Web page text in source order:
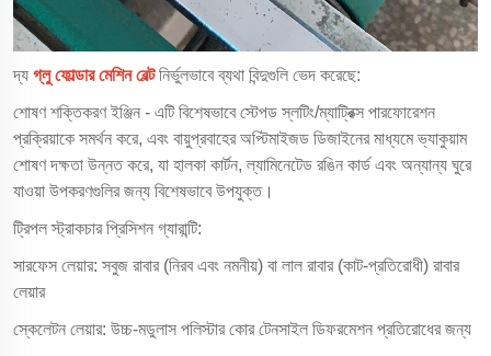
দ্য গ্লু ফোল্ডার মেশিন বেল্টনির্ভুলভাবে ব্যথা বিন্দুগুলি ভেদ করেছে:
শোষণ শক্তিকরণ ইঞ্জিন - এটি বিশেষভাবে স্টেপড স্লটিং/ম্যাট্রিক্স পারফোরেশন
প্রক্রিয়াকে সমর্থন করে, এবং বায়ুপ্রবাহের অপ্টিমাইজড ডিজাইনের মাধ্যমে ভ্যাকুয়াম
শোষণ দক্ষতা উন্নত করে, যা হালকা কার্টন, ল্যামিনেটেড রঙিন কার্ড এবং অন্যান্য ঘুরে
যাওয়া উপকরণগুলির জন্য বিশেষভাবে উপযুক্ত।
ট্রিপল স্ট্রাকচার প্রিসিশন গ্যারান্টি:
সারফেস লেয়ার: সবুজ রাবার (নিরব এবং নমনীয়) বা লাল রাবার (কাট-প্রতিরোধী) রাবার
লেয়ার
স্কেলেটন লেয়ার: উচ্চ-মডুলাস পলিস্টার কোর টেনসাইল ডিফরমেশন প্রতিরোধের জন্য